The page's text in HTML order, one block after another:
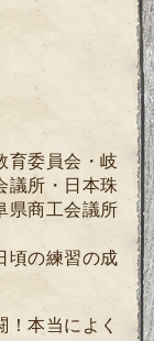
育委員会・岐
議所・日本珠
県商工会議所
頃の練習の成
本当によく